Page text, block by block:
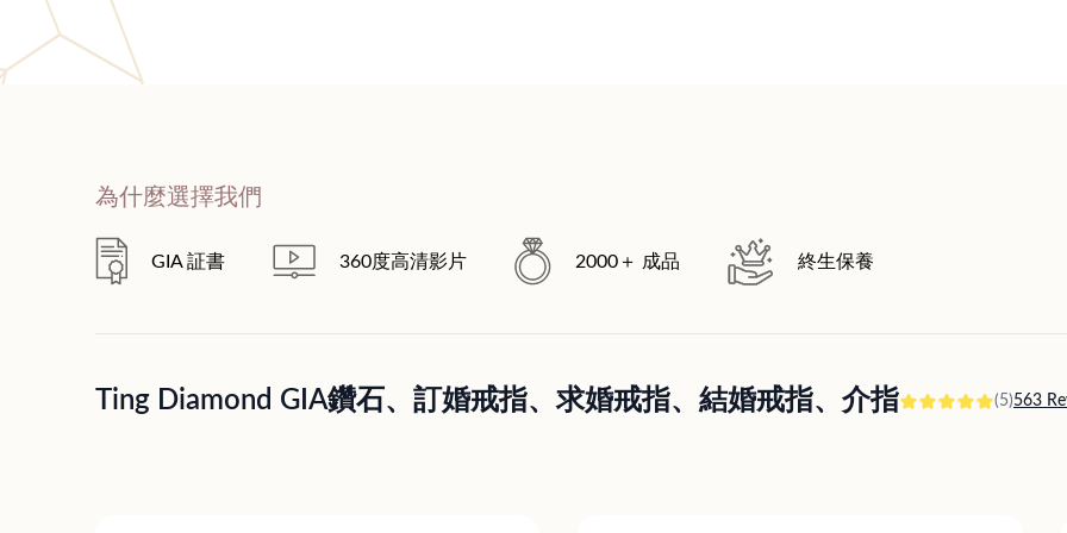
為什麼選擇我們
GIA 証書 360度高清影片 2000＋ 成品 終生保養
Ting Diamond GIA鑽石、訂婚戒指、求婚戒指、結婚戒指、介指 (5)563